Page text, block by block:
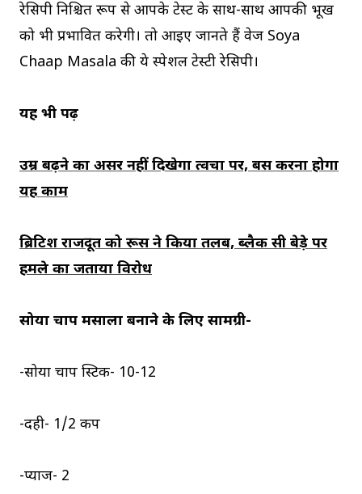
रेसिपी निश्चित रूप से आपके टेस्ट के साथ-साथ आपकी भूख
को भी प्रभावित करेगी। तो आइए जानते हैं वेज Soya
Chaap Masala की ये स्पेशल टेस्टी रेसिपी।
यह भी पढ़ें
उम्र बढ़ने का असर नहीं दिखेगा त्वचा पर, बस करना होगा
यह काम
ब्रिटिश राजदूत को रूस ने किया तलब, ब्लैक सी बेड़े पर
हमले का जताया विरोध
सोया चाप मसाला बनाने के लिए सामग्री-
-सोया चाप स्टिक- 10-12
-दही- 1/2 कप
-प्याज- 2